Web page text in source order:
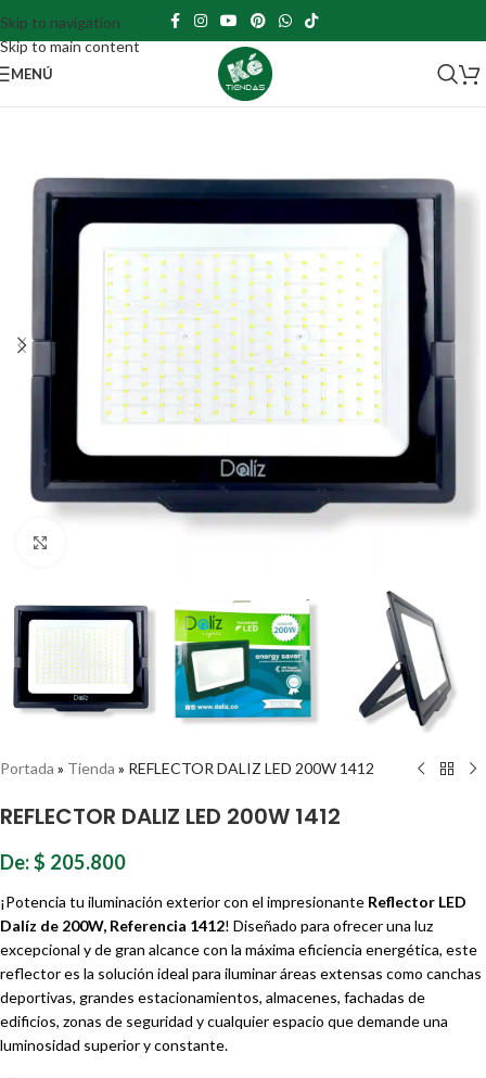
Skip to navigation
Skip to main content
MENÚ
Portada » Tienda » REFLECTOR DALIZ LED 200W 1412
REFLECTOR DALIZ LED 200W 1412
De:$ 205.800
¡Potencia tu iluminación exterior con el impresionante Reflector LED
Dalíz de 200W, Referencia 1412! Diseñado para ofrecer una luz
excepcional y de gran alcance con la máxima eficiencia energética, este
reflector es la solución ideal para iluminar áreas extensas como canchas
deportivas, grandes estacionamientos, almacenes, fachadas de
edificios, zonas de seguridad y cualquier espacio que demande una
luminosidad superior y constante.